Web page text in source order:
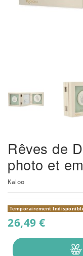
Rêves de
photo et
Kaloo
Temporairement
26,49 €